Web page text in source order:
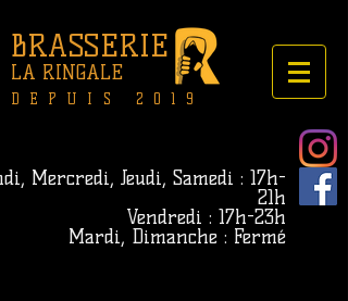
BRASSERIE
LA RINGALE
DEPUIS 2019
Mercredi, Jeudi, Samedi : 17h-
21h
Vendredi : 17h-23h
Mardi, Dimanche : Fermé